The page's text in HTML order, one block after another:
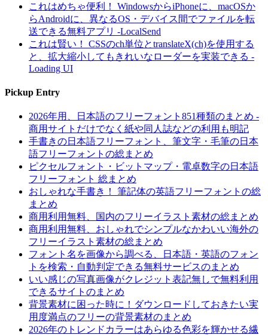
これはめちゃ便利！ WindowsからiPhoneに、macOSか
らAndroidに、異なるOS・デバイス間でファイルを転
送できる無料アプリ -LocalSend
これは賢い！ CSSのch単位とtranslateX(ch)を使用する
と、拡大縮小してもきれいなローダーを実装できる -
Loading UI
Pickup Entry
2026年用、日本語のフリーフォント851種類のまとめ -
商用サイトだけでなく紙や同人誌などの利用も明記
手書きの日本語フリーフォント、筆文字・毛筆の日本
語フリーフォントの総まとめ
ピクセルフォント・ビットマップ・電卓数字の日本語
フリーフォント 総まとめ
おしゃれな手書き！ 筆記体の英語フリーフォントの総
まとめ
商用利用無料、国内のフリーイラスト素材の総まとめ
商用利用無料、おしゃれでシンプルなかわいい海外の
フリーイラスト素材の総まとめ
フォント名を画像から調べる、日本語・英語のフォン
トを検索・自動判定できる無料サービスのまとめ
いい感じの写真画像がクレジット表記無しで無料利用
できるサイトのまとめ
背景素材に困った時に！ダウンロードしておきたい実
用度満点のフリーの背景素材のまとめ
2026年のトレンドカラーはあらゆる色彩を輝かせる繊